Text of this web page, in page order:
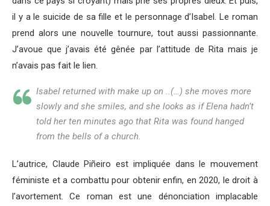
il y a le suicide de sa fille et le personnage d’Isabel. Le roman
prend alors une nouvelle tournure, tout aussi passionnante.
J’avoue que j’avais été gênée par l’attitude de Rita mais je
n’avais pas fait le lien.
Isabel returned with make up on ..(…) she moves more
slowly and she smiles, and she looks as if Elena hadn’t
told her ten minutes ago that Rita was found hanged
from the bells of a church.
L’autrice, Claude Piñeiro est impliquée dans le mouvement
féministe et a combattu pour obtenir enfin, en 2020, le droit à
l’avortement. Ce roman est une dénonciation implacable